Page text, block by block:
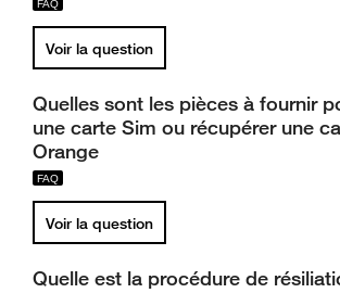
Voir la question
Quelles sont les pièces à fournir
une carte Sim ou récupérer une
Orange
Voir la question
Quelle est la procédure de